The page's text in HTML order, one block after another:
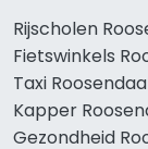
Rijscholen
Fietswinkels
Taxi
Kapper
Gezondheid